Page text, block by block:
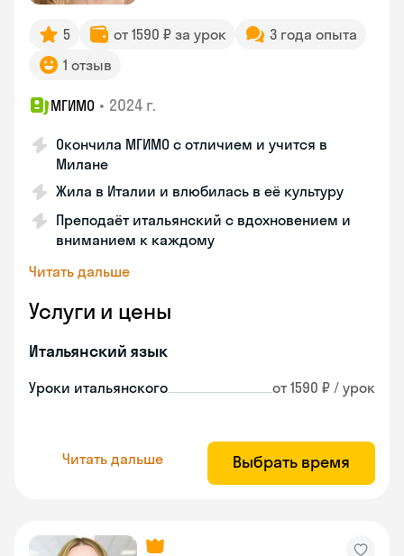
5 от 1590 ₽ за урок
3 года опыта
1 отзыв
МГИМО • 2024 г.
Окончила МГИМО с отличием и учится в
Милане
Жила в Италии и влюбилась в её культуру
Преподаёт итальянский с вдохновением и
вниманием к каждому
Читать дальше
Услуги и цены
Итальянский язык
Уроки итальянского от 1590 ₽ / урок
Читать дальше Выбрать время